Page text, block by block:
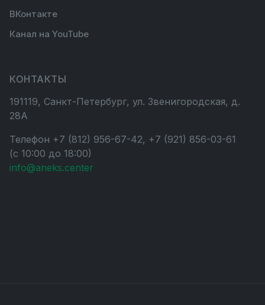
ВКонтакте
Канал на YouTube
КОНТАКТЫ
191119, Санкт-Петербург, ул. Звенигородская, д.
28А
Телефон +7 (812) 956-67-42, +7 (921) 856-03-61
(с 10:00 до 18:00)
info@aneks.center